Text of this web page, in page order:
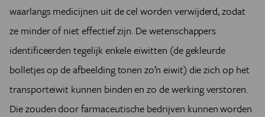
waarlangs medicijnen uit de cel worden verwijderd, zodat
ze minder of niet effectief zijn. De wetenschappers
identificeerden tegelijk enkele eiwitten (de gekleurde
bolletjes op de afbeelding tonen zo’n eiwit) die zich op het
transporteiwit kunnen binden en zo de werking verstoren.
Die zouden door farmaceutische bedrijven kunnen worden